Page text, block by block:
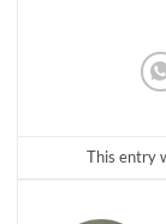
This entry